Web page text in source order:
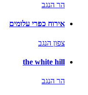
הר הנגב
אירוח כפרי עלומים
צפון הנגב
the white hill
הר הנגב